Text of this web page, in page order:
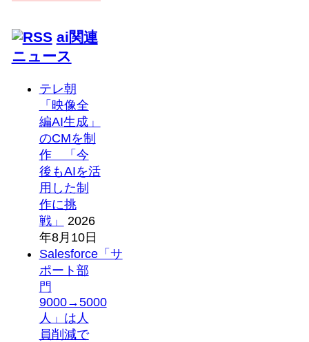
ai関連
ニュース
テレ朝
「映像全
編AI生成」
のCMを制
作 「今
後もAIを活
用した制
作に挑
戦」
2026
年8月10日
Salesforce「サ
ポート部
門
9000→5000
人」は人
員削減で